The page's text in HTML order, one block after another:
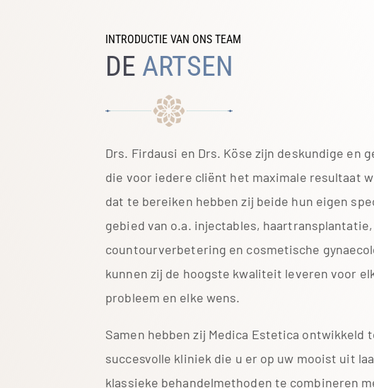
INTRODUCTIE VAN ONS TEAM
DE ARTSEN
Drs. Firdausi en Drs. Köse zijn deskundige en
die voor iedere cliënt het maximale resultaat
dat te bereiken hebben zij beide hun eigen
gebied van o.a. injectables,
countourverbetering en cosmetische
kunnen zij de hoogste kwaliteit leveren voor
probleem en elke wens.
Samen hebben zij Medica Estetica ontwikkeld
succesvolle kliniek die u er op uw mooist uit
klassieke behandelmethoden te combineren